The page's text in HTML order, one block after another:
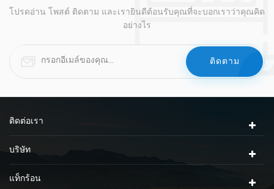
โปรดอ่าน โพสต์ ติดตาม และเรายินดีต้อนรับคุณที่จะบอกเราว่าคุณคิด
อย่างไร
ติดต่อเรา
บริษัท
แท็กร้อน